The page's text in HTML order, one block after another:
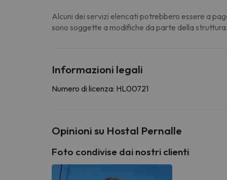
Alcuni dei servizi elencati potrebbero essere a
sono soggette a modifiche da parte della
Informazioni legali
Numero di licenza: HL00721
Opinioni su Hostal Pernalle
Foto condivise dai nostri clienti